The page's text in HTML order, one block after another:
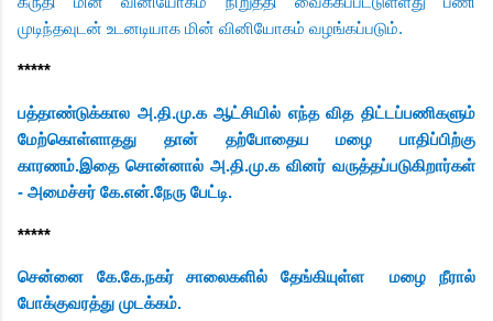
முடிந்தவுடன் உடனடியாக மின் வினியோகம் வழங்கப்படும்.
*****
பத்தாண்டுக்கால அ.தி.மு.க ஆட்சியில் எந்த வித திட்டப்பணிகளும்
மேற்கொள்ளாதது தான் தற்போதைய மழை பாதிப்பிற்கு
காரணம்.இதை சொன்னால் அ.தி.மு.க வினர் வருத்தப்படுகிறார்கள்
- அமைச்சர் கே.என்.நேரு பேட்டி.
*****
சென்னை கே.கே.நகர் சாலைகளில் தேங்கியுள்ள
மழை நீரால்
போக்குவரத்து முடக்கம்.